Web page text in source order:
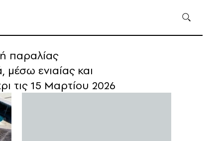
παραλίας
ενιαίας και
τις 15 Μαρτίου 2026